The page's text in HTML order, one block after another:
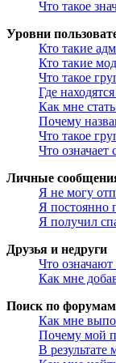
Что такое
Уровни
Кто такие
Кто такие
Что такое
Где
Как мне
Почему
Что такое
Что
Личные
Я не могу
Я постоянно
Я получил
Друзья и недруги
Что
Как мне
Поиск по форумам
Как мне
Почему мой
В результате